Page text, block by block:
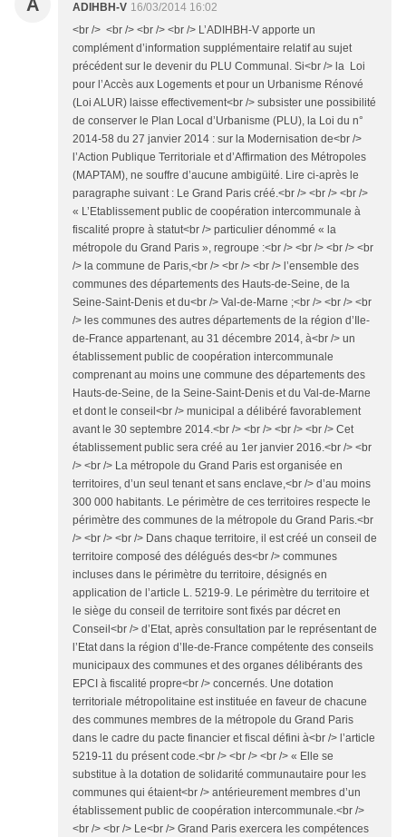
A ADIHBH-V 16/03/2014 16:02
<br /> <br /> <br /> <br /> L’ADIHBH-V apporte un
complément d’information supplémentaire relatif au sujet
précédent sur le devenir du PLU Communal. Si<br /> la Loi
pour l’Accès aux Logements et pour un Urbanisme Rénové
(Loi ALUR) laisse effectivement<br /> subsister une possibilité
de conserver le Plan Local d’Urbanisme (PLU), la Loi du n°
2014-58 du 27 janvier 2014 : sur la Modernisation de<br />
l’Action Publique Territoriale et d’Affirmation des Métropoles
(MAPTAM), ne souffre d’aucune ambigüité. Lire ci-après le
paragraphe suivant : Le Grand Paris créé.<br /> <br /> <br />
« L’Etablissement public de coopération intercommunale à
fiscalité propre à statut<br /> particulier dénommé « la
métropole du Grand Paris », regroupe :<br /> <br /> <br /> <br
/> la commune de Paris,<br /> <br /> <br /> l’ensemble des
communes des départements des Hauts-de-Seine, de la
Seine-Saint-Denis et du<br /> Val-de-Marne ;<br /> <br /> <br
/> les communes des autres départements de la région d’Ile-
de-France appartenant, au 31 décembre 2014, à<br /> un
établissement public de coopération intercommunale
comprenant au moins une commune des départements des
Hauts-de-Seine, de la Seine-Saint-Denis et du Val-de-Marne
et dont le conseil<br /> municipal a délibéré favorablement
avant le 30 septembre 2014.<br /> <br /> <br /> <br /> Cet
établissement public sera créé au 1er janvier 2016.<br /> <br
/> <br /> La métropole du Grand Paris est organisée en
territoires, d’un seul tenant et sans enclave,<br /> d’au moins
300 000 habitants. Le périmètre de ces territoires respecte le
périmètre des communes de la métropole du Grand Paris.<br
/> <br /> <br /> Dans chaque territoire, il est créé un conseil de
territoire composé des délégués des<br /> communes
incluses dans le périmètre du territoire, désignés en
application de l’article L. 5219-9. Le périmètre du territoire et
le siège du conseil de territoire sont fixés par décret en
Conseil<br /> d’Etat, après consultation par le représentant de
l’Etat dans la région d’Ile-de-France compétente des conseils
municipaux des communes et des organes délibérants des
EPCI à fiscalité propre<br /> concernés. Une dotation
territoriale métropolitaine est instituée en faveur de chacune
des communes membres de la métropole du Grand Paris
dans le cadre du pacte financier et fiscal défini à<br /> l’article
5219-11 du présent code.<br /> <br /> <br /> « Elle se
substitue à la dotation de solidarité communautaire pour les
communes qui étaient<br /> antérieurement membres d’un
établissement public de coopération intercommunale.<br />
<br /> <br /> Le<br /> Grand Paris exercera les compétences